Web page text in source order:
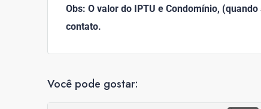
Obs: O valor do IPTU e Condomínio,
contato.
Você pode gostar: